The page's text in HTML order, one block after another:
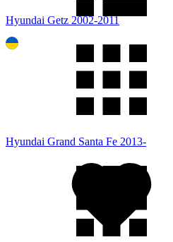
Hyundai Getz 2002-2011
Hyundai Grand Santa Fe 2013-